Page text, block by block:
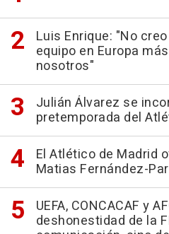
Luis Enrique: "No
equipo en Europa
nosotros"
Julián Álvarez se
pretemporada del
El Atlético de Madrid
Matias Fernández-
UEFA, CONCACAF y
deshonestidad de la